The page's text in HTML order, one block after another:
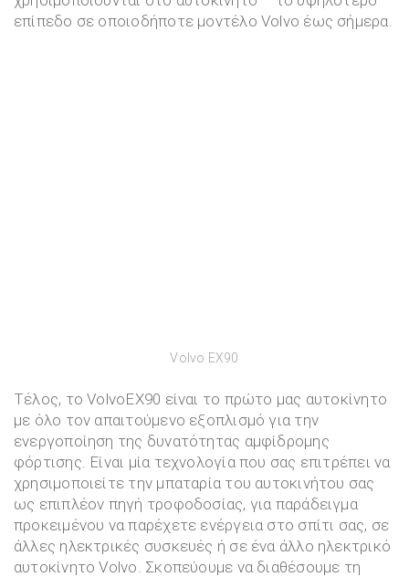
επίπεδο σε οποιοδήποτε μοντέλο Volvo έως σήμερα.
Volvo EX90
Τέλος, το VolvoEX90 είναι το πρώτο μας αυτοκίνητο
με όλο τον απαιτούμενο εξοπλισμό για την
ενεργοποίηση της δυνατότητας αμφίδρομης
φόρτισης. Είναι μία τεχνολογία που σας επιτρέπει να
χρησιμοποιείτε την μπαταρία του αυτοκινήτου σας
ως επιπλέον πηγή τροφοδοσίας, για παράδειγμα
προκειμένου να παρέχετε ενέργεια στο σπίτι σας, σε
άλλες ηλεκτρικές συσκευές ή σε ένα άλλο ηλεκτρικό
αυτοκίνητο Volvo. Σκοπεύουμε να διαθέσουμε τη